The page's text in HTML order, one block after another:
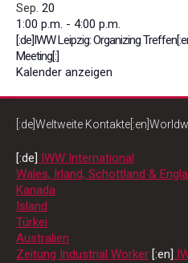
Sep. 20
1:00 p.m. - 4:00 p.m.
[:de]IWW Leipzig: Organizing
Meeting[:]
Kalender anzeigen
[:de]Weltweite
[:de] IWW International
Wales, Irland, Schottland &
Kanada
Island
Türkei
Australien
Zeitung Industrial Worker [:en]